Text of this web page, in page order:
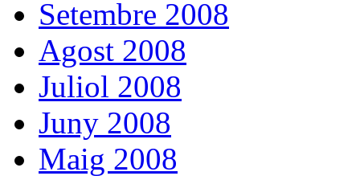
Setembre 2008
Agost 2008
Juliol 2008
Juny 2008
Maig 2008